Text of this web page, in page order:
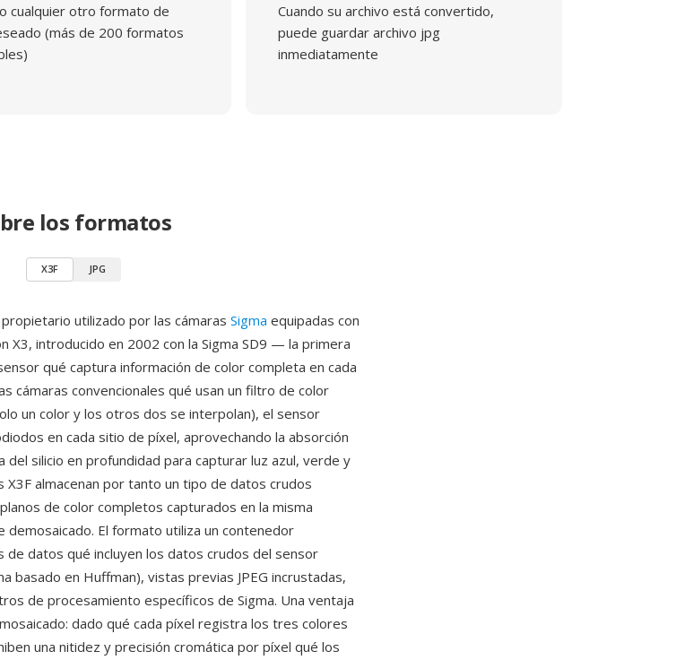
cualquier otro formato de
(más de 200 formatos
Cuando su archivo está convertido,
puede guardar archivo jpg
inmediatamente
los formatos
X3F JPG
utilizado por las cámaras Sigma equipadas con
X3, introducido en 2002 con la Sigma SD9 — la primera
qué captura información de color completa en cada
cámaras convencionales qué usan un filtro de color
un color y los otros dos se interpolan), el sensor
en cada sitio de píxel, aprovechando la absorción
silicio en profundidad para capturar luz azul, verde y
almacenan por tanto un tipo de datos crudos
de color completos capturados en la misma
demosaicado. El formato utiliza un contenedor
datos qué incluyen los datos crudos del sensor
basado en Huffman), vistas previas JPEG incrustadas,
de procesamiento específicos de Sigma. Una ventaja
dado qué cada píxel registra los tres colores
una nitidez y precisión cromática por píxel qué los